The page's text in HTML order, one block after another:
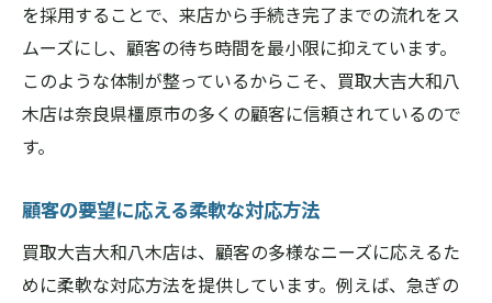
を採用することで、来店から手続き完了までの流れをス
ムーズにし、顧客の待ち時間を最小限に抑えています。
このような体制が整っているからこそ、買取大吉大和八
木店は奈良県橿原市の多くの顧客に信頼されているので
す。
顧客の要望に応える柔軟な対応方法
買取大吉大和八木店は、顧客の多様なニーズに応えるた
めに柔軟な対応方法を提供しています。例えば、急ぎの